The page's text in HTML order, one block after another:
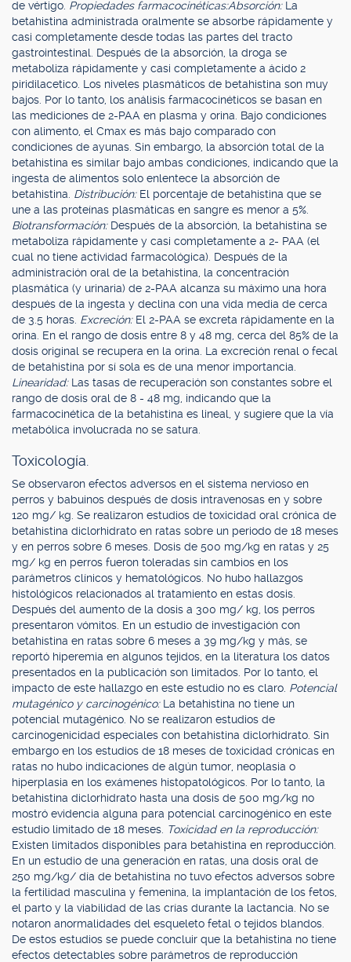
de vértigo. Propiedades farmacocinéticas:Absorción: La
betahistina administrada oralmente se absorbe rápidamente y
casi completamente desde todas las partes del tracto
gastrointestinal. Después de la absorción, la droga se
metaboliza rápidamente y casi completamente a ácido 2
piridilacetico. Los niveles plasmáticos de betahistina son muy
bajos. Por lo tanto, los análisis farmacocinéticos se basan en
las mediciones de 2-PAA en plasma y orina. Bajo condiciones
con alimento, el Cmax es más bajo comparado con
condiciones de ayunas. Sin embargo, la absorción total de la
betahistina es similar bajo ambas condiciones, indicando que la
ingesta de alimentos solo enlentece la absorción de
betahistina. Distribución: El porcentaje de betahistina que se
une a las proteínas plasmáticas en sangre es menor a 5%.
Biotransformación: Después de la absorción, la betahistina se
metaboliza rápidamente y casi completamente a 2- PAA (el
cual no tiene actividad farmacológica). Después de la
administración oral de la betahistina, la concentración
plasmática (y urinaria) de 2-PAA alcanza su máximo una hora
después de la ingesta y declina con una vida media de cerca
de 3.5 horas. Excreción: El 2-PAA se excreta rápidamente en la
orina. En el rango de dosis entre 8 y 48 mg, cerca del 85% de la
dosis original se recupera en la orina. La excreción renal o fecal
de betahistina por sí sola es de una menor importancia.
Linearidad: Las tasas de recuperación son constantes sobre el
rango de dosis oral de 8 - 48 mg, indicando que la
farmacocinética de la betahistina es lineal, y sugiere que la vía
metabólica involucrada no se satura.
Toxicología.
Se observaron efectos adversos en el sistema nervioso en
perros y babuinos después de dosis intravenosas en y sobre
120 mg/ kg. Se realizaron estudios de toxicidad oral crónica de
betahistina diclorhidrato en ratas sobre un periodo de 18 meses
y en perros sobre 6 meses. Dosis de 500 mg/kg en ratas y 25
mg/ kg en perros fueron toleradas sin cambios en los
parámetros clínicos y hematológicos. No hubo hallazgos
histológicos relacionados al tratamiento en estas dosis.
Después del aumento de la dosis a 300 mg/ kg, los perros
presentaron vómitos. En un estudio de investigación con
betahistina en ratas sobre 6 meses a 39 mg/kg y más, se
reportó hiperemia en algunos tejidos, en la literatura los datos
presentados en la publicación son limitados. Por lo tanto, el
impacto de este hallazgo en este estudio no es claro. Potencial
mutagénico y carcinogénico: La betahistina no tiene un
potencial mutagénico. No se realizaron estudios de
carcinogenicidad especiales con betahistina diclorhidrato. Sin
embargo en los estudios de 18 meses de toxicidad crónicas en
ratas no hubo indicaciones de algún tumor, neoplasia o
hiperplasia en los exámenes histopatológicos. Por lo tanto, la
betahistina diclorhidrato hasta una dosis de 500 mg/kg no
mostró evidencia alguna para potencial carcinogénico en este
estudio limitado de 18 meses. Toxicidad en la reproducción:
Existen limitados disponibles para betahistina en reproducción.
En un estudio de una generación en ratas, una dosis oral de
250 mg/kg/ día de betahistina no tuvo efectos adversos sobre
la fertilidad masculina y femenina, la implantación de los fetos,
el parto y la viabilidad de las crías durante la lactancia. No se
notaron anormalidades del esqueleto fetal o tejidos blandos.
De estos estudios se puede concluir que la betahistina no tiene
efectos detectables sobre parámetros de reproducción